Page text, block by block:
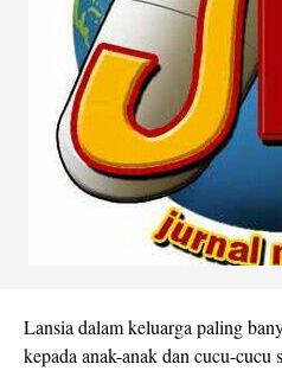
Lansia dalam keluarga paling
kepada anak-anak dan cucu-cucu